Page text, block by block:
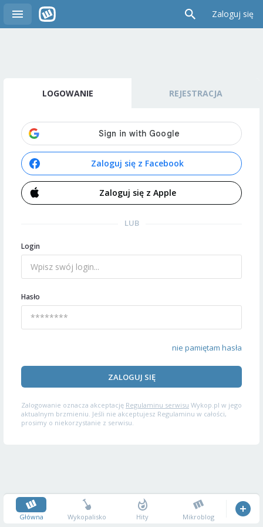
Zaloguj się
LOGOWANIE REJESTRACJA
Zaloguj się z Facebook
Zaloguj się z Apple
LUB
Login
Hasło
nie pamiętam hasła
ZALOGUJ SIĘ
Zalogowanie oznacza akceptację Regulaminu serwisu Wykop.pl w jego
aktualnym brzmieniu. Jeśli nie akceptujesz Regulaminu w całości,
prosimy o niekorzystanie z serwisu.
Główna Wykopalisko Hity Mikroblog